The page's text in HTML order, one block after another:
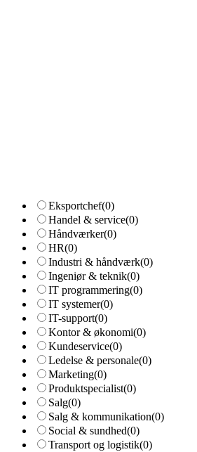
Eksportchef(0)
Handel & service(0)
Håndværker(0)
HR(0)
Industri & håndværk(0)
Ingeniør & teknik(0)
IT programmering(0)
IT systemer(0)
IT-support(0)
Kontor & økonomi(0)
Kundeservice(0)
Ledelse & personale(0)
Marketing(0)
Produktspecialist(0)
Salg(0)
Salg & kommunikation(0)
Social & sundhed(0)
Transport og logistik(0)